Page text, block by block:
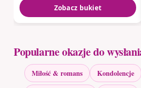
Zobacz bukiet
Popularne okazje do
Miłość & romans Kondolencje